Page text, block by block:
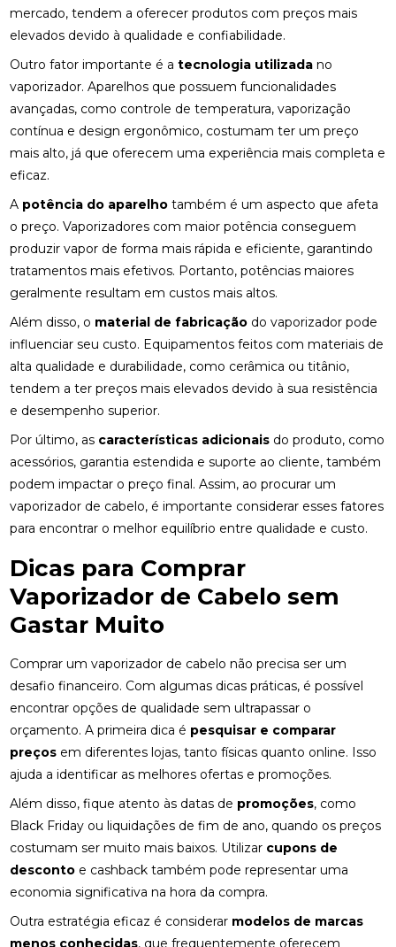
mercado, tendem a oferecer produtos com preços mais
elevados devido à qualidade e confiabilidade.
Outro fator importante é atecnologia utilizada no
vaporizador. Aparelhos que possuem funcionalidades
avançadas, como controle de temperatura, vaporização
contínua e design ergonômico, costumam ter um preço
mais alto, já que oferecem uma experiência mais completa e
eficaz.
A potência do aparelho também é um aspecto que afeta
o preço. Vaporizadores com maior potência conseguem
produzir vapor de forma mais rápida e eficiente, garantindo
tratamentos mais efetivos. Portanto, potências maiores
geralmente resultam em custos mais altos.
Além disso, o material de fabricação do vaporizador pode
influenciar seu custo. Equipamentos feitos com materiais de
alta qualidade e durabilidade, como cerâmica ou titânio,
tendem a ter preços mais elevados devido à sua resistência
e desempenho superior.
Por último, as características adicionais do produto, como
acessórios, garantia estendida e suporte ao cliente, também
podem impactar o preço final. Assim, ao procurar um
vaporizador de cabelo, é importante considerar esses fatores
para encontrar o melhor equilíbrio entre qualidade e custo.
Dicas para Comprar
Vaporizador de Cabelo sem
Gastar Muito
Comprar um vaporizador de cabelo não precisa ser um
desafio financeiro. Com algumas dicas práticas, é possível
encontrar opções de qualidade sem ultrapassar o
orçamento. A primeira dica é pesquisar e comparar
preços em diferentes lojas, tanto físicas quanto online. Isso
ajuda a identificar as melhores ofertas e promoções.
Além disso, fique atento às datas de promoções, como
Black Friday ou liquidações de fim de ano, quando os preços
costumam ser muito mais baixos. Utilizar cupons de
desconto e cashback também pode representar uma
economia significativa na hora da compra.
Outra estratégia eficaz é considerar modelos de marcas
menos conhecidas, que frequentemente oferecem